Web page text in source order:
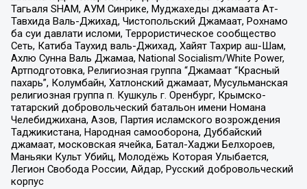
Тагьаля SHAM, АУМ Синрике, Муджахеды джамаата Ат-
Тавхида Валь-Джихад, Чистопольский Джамаат, Рохнамо
ба суи давлати исломи, Террористическое сообщество
Сеть, Катиба Таухид валь-Джихад, Хайят Тахрир аш-Шам,
Ахлю Сунна Валь Джамаа, National Socialism/White Power,
Артподготовка, Религиозная группа “Джамаат “Красный
пахарь”, Колумбайн, Хатлонский джамаат, Мусульманская
религиозная группа п. Кушкуль г. Оренбург, Крымско-
татарский добровольческий батальон имени Номана
Челебиджихана, Азов, Партия исламского возрождения
Таджикистана, Народная самооборона, Дуббайский
джамаат, московская ячейка, Батал-Хаджи Белхороев,
Маньяки Культ Убийц, Молодёжь Которая Улыбается,
Легион Свобода России, Айдар, Русский добровольческий
корпус